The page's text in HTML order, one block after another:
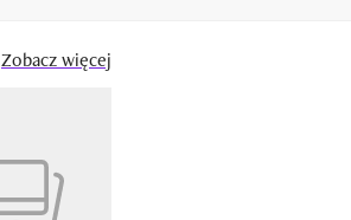
Zobacz więcej